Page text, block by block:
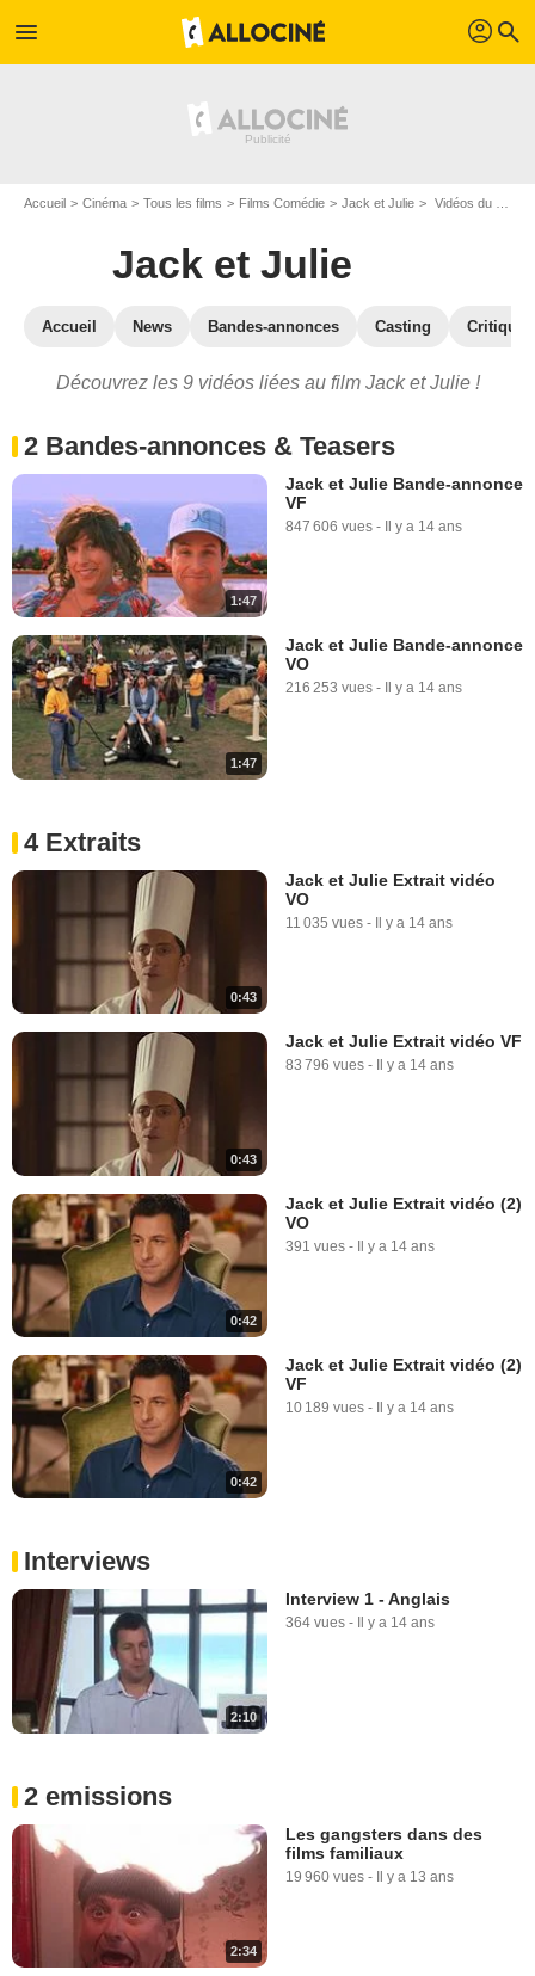
menu profil search
Accueil Cinéma Tous les films Films Comédie Jack et Julie Vidéos du film Jack et Julie
Jack et Julie
Accueil News Bandes-annonces Casting
Découvrez les 9 vidéos liées au film Jack et Julie !
2 Bandes-annonces & Teasers
1:47
Jack et Julie Bande-annonce
VF
847 606 vues - Il y a 14 ans
1:47
Jack et Julie Bande-annonce
VO
216 253 vues - Il y a 14 ans
4 Extraits
0:43
Jack et Julie Extrait vidéo
VO
11 035 vues - Il y a 14 ans
0:43
Jack et Julie Extrait vidéo VF
83 796 vues - Il y a 14 ans
0:42
Jack et Julie Extrait vidéo (2)
VO
391 vues - Il y a 14 ans
0:42
Jack et Julie Extrait vidéo (2)
VF
10 189 vues - Il y a 14 ans
Interviews
2:10
Interview 1 - Anglais
364 vues - Il y a 14 ans
2 emissions
2:34
Les gangsters dans des
films familiaux
19 960 vues - Il y a 13 ans